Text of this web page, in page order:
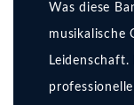
Was diese